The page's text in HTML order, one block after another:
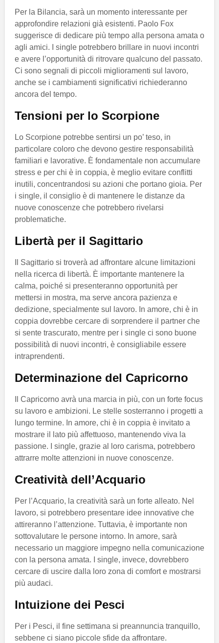
Per la Bilancia, sarà un momento interessante per
approfondire relazioni già esistenti. Paolo Fox
suggerisce di dedicare più tempo alla persona amata o
agli amici. I single potrebbero brillare in nuovi incontri
e avere l’opportunità di ritrovare qualcuno del passato.
Ci sono segnali di piccoli miglioramenti sul lavoro,
anche se i cambiamenti significativi richiederanno
ancora del tempo.
Tensioni per lo Scorpione
Lo Scorpione potrebbe sentirsi un po’ teso, in
particolare coloro che devono gestire responsabilità
familiari e lavorative. È fondamentale non accumulare
stress e per chi è in coppia, è meglio evitare conflitti
inutili, concentrandosi su azioni che portano gioia. Per
i single, il consiglio è di mantenere le distanze da
nuove conoscenze che potrebbero rivelarsi
problematiche.
Libertà per il Sagittario
Il Sagittario si troverà ad affrontare alcune limitazioni
nella ricerca di libertà. È importante mantenere la
calma, poiché si presenteranno opportunità per
mettersi in mostra, ma serve ancora pazienza e
dedizione, specialmente sul lavoro. In amore, chi è in
coppia dovrebbe cercare di sorprendere il partner che
si sente trascurato, mentre per i single ci sono buone
possibilità di nuovi incontri, è consigliabile essere
intraprendenti.
Determinazione del Capricorno
Il Capricorno avrà una marcia in più, con un forte focus
su lavoro e ambizioni. Le stelle sosterranno i progetti a
lungo termine. In amore, chi è in coppia è invitato a
mostrare il lato più affettuoso, mantenendo viva la
passione. I single, grazie al loro carisma, potrebbero
attrarre molte attenzioni in nuove conoscenze.
Creatività dell’Acquario
Per l’Acquario, la creatività sarà un forte alleato. Nel
lavoro, si potrebbero presentare idee innovative che
attireranno l’attenzione. Tuttavia, è importante non
sottovalutare le persone intorno. In amore, sarà
necessario un maggiore impegno nella comunicazione
con la persona amata. I single, invece, dovrebbero
cercare di uscire dalla loro zona di comfort e mostrarsi
più audaci.
Intuizione dei Pesci
Per i Pesci, il fine settimana si preannuncia tranquillo,
sebbene ci siano piccole sfide da affrontare.